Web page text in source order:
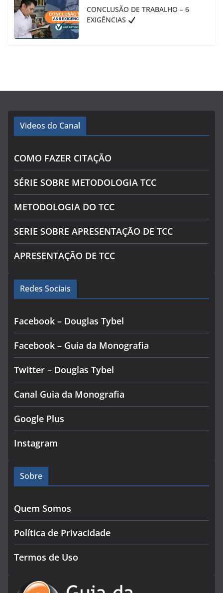
CONCLUSÃO DE TRABALHO – 6
EXIGÊNCIAS
Videos do Canal
COMO FAZER CITAÇÃO
SÉRIE SOBRE METODOLOGIA TCC
METODOLOGIA DO TCC
SERIE SOBRE APRESENTAÇÃO DE TCC
APRESENTAÇÃO DE TCC
Redes Sociais
Facebook – Douglas Tybel
Facebook – Guia da Monografia
Twitter – Douglas Tybel
Canal Guia da Monografia
Google Plus
Instagram
Sobre
Quem Somos
Política de Privacidade
Termos de Uso